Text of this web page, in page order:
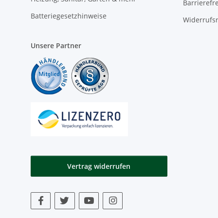
Batteriegesetzhinweise
Unsere Partner
Vertrag widerrufen